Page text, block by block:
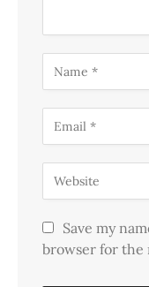
Save my
browser for the